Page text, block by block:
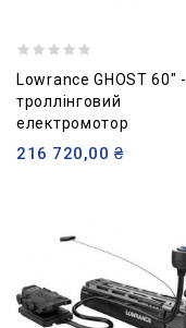
Lowrance GHOST 60" -
троллінговий
електромотор
216 720,00 ₴